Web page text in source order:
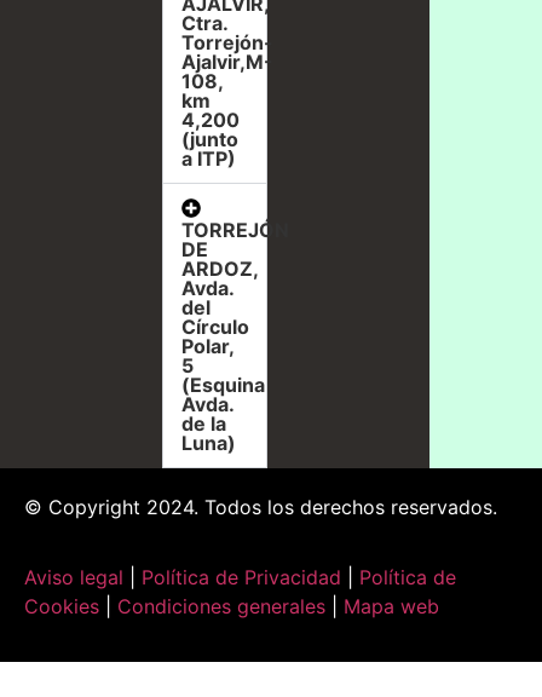
Ctra.
Torrejón-
Ajalvir,M-
108,
km
4,200
(junto
a ITP)
TORREJÓN
DE
ARDOZ,
Avda.
del
Círculo
Polar,
5
(Esquina
Avda.
de la
Luna)
© Copyright 2024. Todos los derechos reservados.
Aviso legal Política de Privacidad
Política de
Cookies
Condiciones generales Mapa web